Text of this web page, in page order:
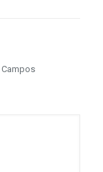
Campos